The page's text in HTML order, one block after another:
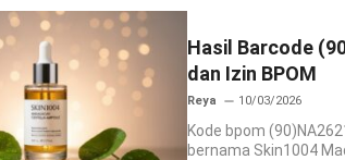
Hasil Barcode
dan Izin BPOM
Reya 10/03/2026
Kode bpom
bernama Skin1004